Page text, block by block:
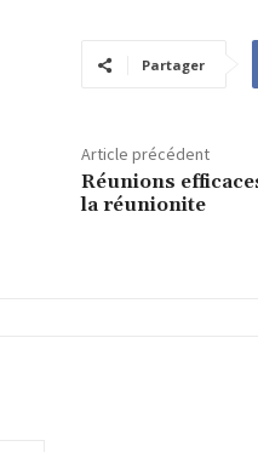
Partager
Article précédent
Réunions
la réunionite